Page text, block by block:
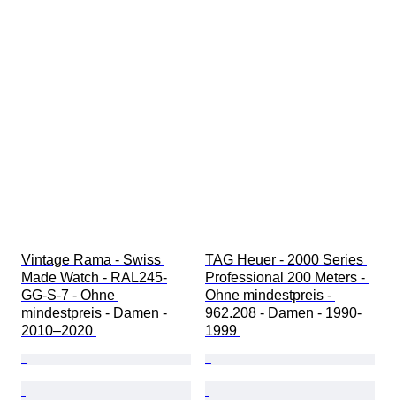
Vintage Rama - Swiss
Made Watch - RAL245-
GG-S-7 - Ohne
mindestpreis - Damen -
2010–2020
TAG Heuer - 2000 Series
Professional 200 Meters -
Ohne mindestpreis -
962.208 - Damen - 1990-
1999